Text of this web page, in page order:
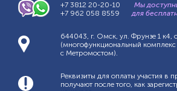
+7 3812 20-20-10
Мы
+7 962 058 8559
для
644043, г. Омск, ул. Фрунзе 1
(многофункциональный
с Метромостом).
Реквизиты для оплаты участия в
получают после того, как